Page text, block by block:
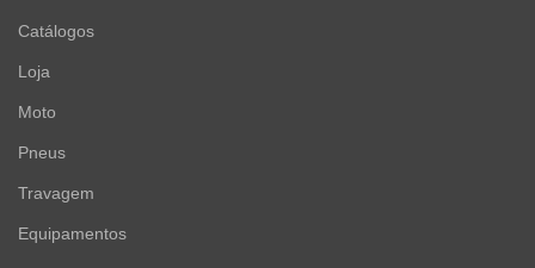
Catálogos
Loja
Moto
Pneus
Travagem
Equipamentos